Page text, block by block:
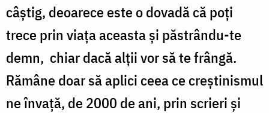
câştig, deoarece este o dovadă că poţi
trece prin viaţa aceasta şi păstrându-te
demn, chiar dacă alţii vor să te frângă.
Rămâne doar să aplici ceea ce creştinismul
ne învaţă, de 2000 de ani, prin scrieri şi